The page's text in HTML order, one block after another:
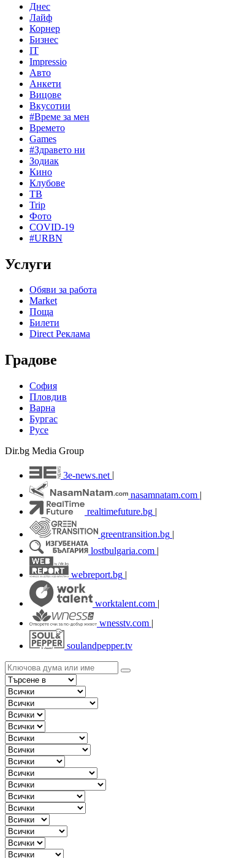
Днес
Лайф
Корнер
Бизнес
IT
Impressio
Авто
Анкети
Вицове
Вкусотии
#Време за мен
Времето
Games
#Здравето ни
Зодиак
Кино
Клубове
ТВ
Trip
Фото
COVID-19
#URBN
Услуги
Обяви за работа
Market
Поща
Билети
Direct Реклама
Градове
София
Пловдив
Варна
Бургас
Русе
Dir.bg Media Group
3e-news.net
nasamnatam.com |
realtimefuture.bg |
greentransition.bg |
lostbulgaria.com |
webreport.bg |
worktalent.com |
wnesstv.com |
soulandpepper.tv